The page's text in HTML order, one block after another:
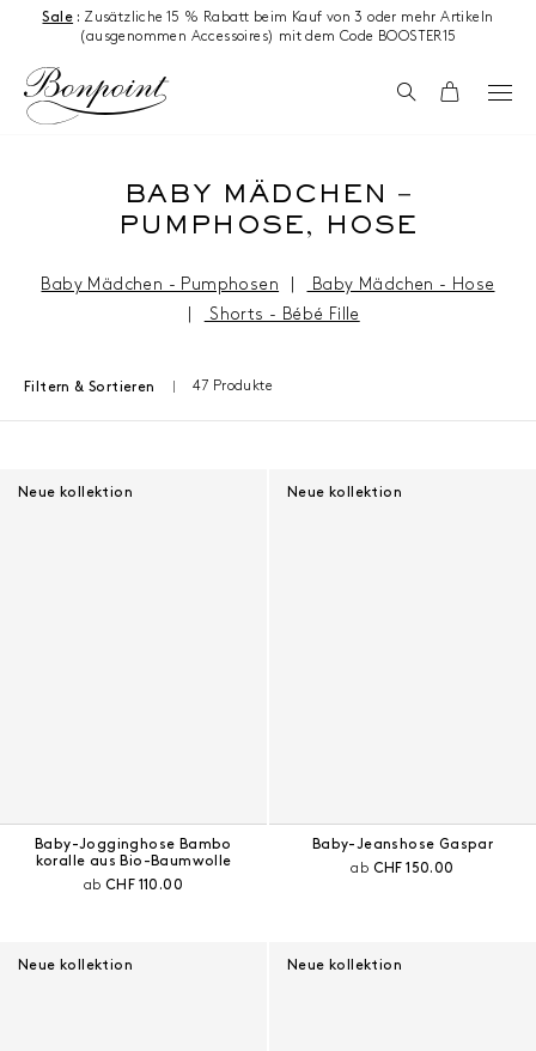
Zum Inhalt springen
Sale : Zusätzliche 15 % Rabatt beim Kauf von 3 oder mehr Artikeln
(ausgenommen Accessoires) mit dem Code BOOSTER15
SuchenWagen
BABY MÄDCHEN –
PUMPHOSE, HOSE
Baby Mädchen - Pumphosen
Baby Mädchen - Hose
Shorts - Bébé Fille
Filtern & Sortieren 47 Produkte
Neue kollektion
Baby-Jogginghose Bambo
koralle aus Bio-Baumwolle
abAktueller Preis:
CHF 110.00
Neue kollektion
Baby-Jeanshose Gaspar
ab Aktueller Preis:
CHF 150.00
Neue kollektion Neue kollektion